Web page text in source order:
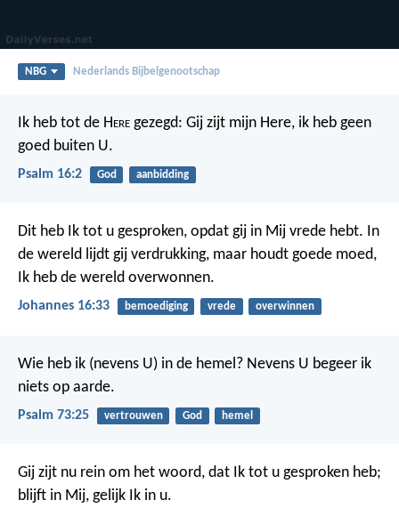
NBG Nederlands Bijbelgenootschap
Ik heb tot de Here gezegd: Gij zijt mijn Here, ik heb geen
goed buiten U.
Psalm 16:2 God aanbidding
Dit heb Ik tot u gesproken, opdat gij in Mij vrede hebt. In
de wereld lijdt gij verdrukking, maar houdt goede moed,
Ik heb de wereld overwonnen.
Johannes 16:33 bemoediging vrede overwinnen
Wie heb ik (nevens U) in de hemel? Nevens U begeer ik
niets op aarde.
Psalm 73:25 vertrouwen God hemel
Gij zijt nu rein om het woord, dat Ik tot u gesproken heb;
blijft in Mij, gelijk Ik in u.